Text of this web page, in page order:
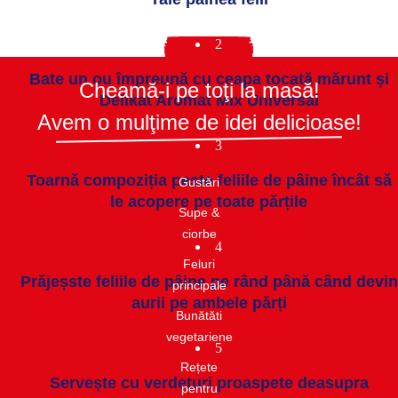
2
Bate un ou împreună cu ceapa tocată mărunt și
Delikat Aromat Mix Universal
3
Toarnă compoziția peste feliile de pâine încât să
le acopere pe toate părțile
4
Prăjeșste feliile de pâine pe rând până când devin
aurii pe ambele părți
5
Servește cu verdețuri proaspete deasupra
Cheamă-i pe toţi la masă!
Avem o mulţime de idei delicioase!
Gustări​
Supe &
ciorbe​
Feluri
principale
Bunătăti
vegetariene
Rețete
pentru